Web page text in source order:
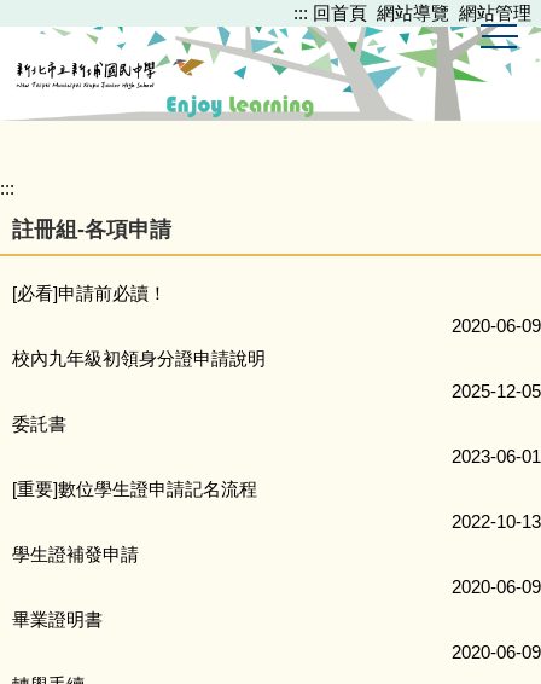
主
內
::: 回首頁 網站導覽 網站管理
:::
註冊組-各項申請
[必看]申請前必讀！
2020-06-09
校內九年級初領身分證申請說明
2025-12-05
委託書
2023-06-01
[重要]數位學生證申請記名流程
2022-10-13
學生證補發申請
2020-06-09
畢業證明書
2020-06-09